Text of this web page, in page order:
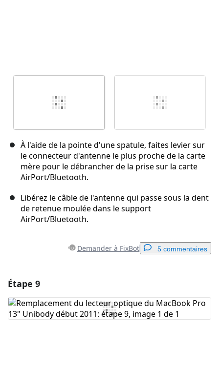
À l'aide de la pointe d'une spatule, faites levier sur
le connecteur d'antenne le plus proche de la carte
mère pour le débrancher de la prise sur la carte
AirPort/Bluetooth.
Libérez le câble de l'antenne qui passe sous la dent
de retenue moulée dans le support
AirPort/Bluetooth.
Demander à FixBot 5 commentaires
Ajouter un commentaire
Étape 9